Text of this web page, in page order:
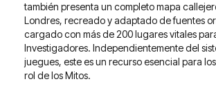
también presenta un completo mapa
Londres, recreado y adaptado de fuentes
cargado con más de 200 lugares vitales
Investigadores. Independientemente del
juegues, este es un recurso esencial para
rol de los Mitos.